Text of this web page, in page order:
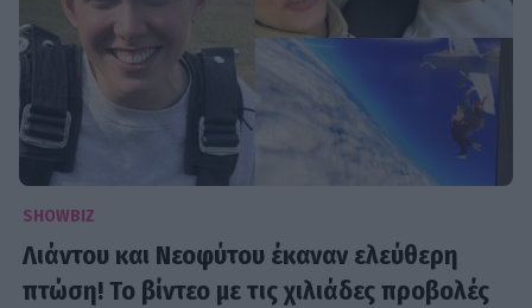
SHOWBIZ
Λιάντου και Νεοφύτου έκαναν ελεύθερη
πτώση! Το βίντεο με τις χιλιάδες προβολές